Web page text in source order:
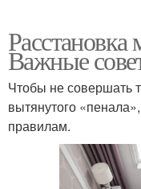
Расстановка
Важные
Чтобы не совершать
вытянутого
правилам.